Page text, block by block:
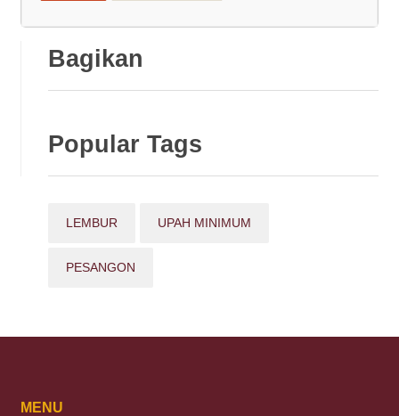
Bagikan
Popular Tags
LEMBUR UPAH MINIMUM
PESANGON
MENU